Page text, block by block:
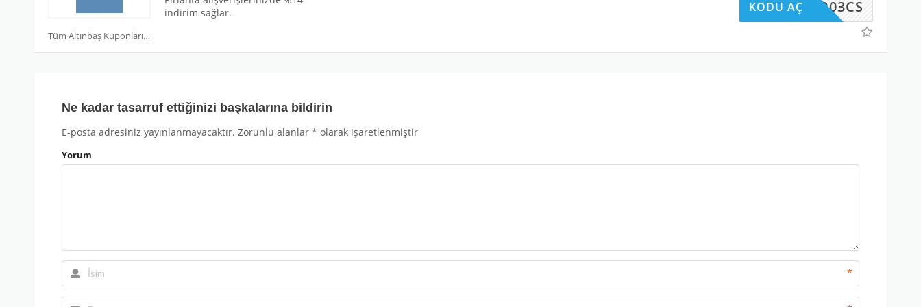
Tüm Altınbaş Kuponları
indirim sağlar.
MPR03CS
KODU AÇ
Ne kadar tasarruf ettiğinizi başkalarına bildirin
E-posta adresiniz yayınlanmayacaktır. Zorunlu alanlar * olarak işaretlenmiştir
Yorum
*